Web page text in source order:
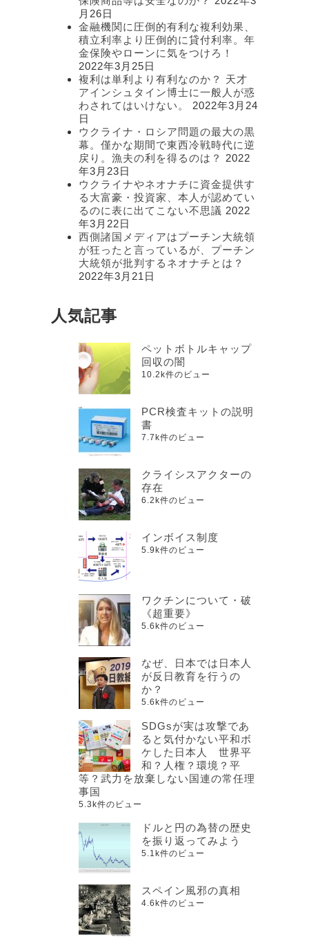
月26日
金融機関に圧倒的有利な複利効果、
積立利率より圧倒的に貸付利率。年
金保険やローンに気をつけろ！
2022年3月25日
複利は単利より有利なのか？ 天才
アインシュタイン博士に一般人が惑
わされてはいけない。
2022年3月24
日
ウクライナ・ロシア問題の最大の黒
幕。僅かな期間で東西冷戦時代に逆
戻り。漁夫の利を得るのは？
2022
年3月23日
ウクライナやネオナチに資金提供す
る大富豪・投資家、本人が認めてい
るのに表に出てこない不思議 2022
年3月22日
西側諸国メディアはプーチン大統領
が狂ったと言っているが、プーチン
大統領が批判するネオナチとは？
2022年3月21日
人気記事
ペットボトルキャップ
回収の闇
10.2k件のビュー
PCR検査キットの説明
書
7.7k件のビュー
クライシスアクターの
存在
6.2k件のビュー
インボイス制度
5.9k件のビュー
ワクチンについて・破
《超重要》
5.6k件のビュー
なぜ、日本では日本人
が反日教育を行うの
か？
5.6k件のビュー
SDGsが実は攻撃であ
ると気付かない平和ボ
ケした日本人 世界平
和？人権？環境？平
等？武力を放棄しない国連の常任理
事国
5.3k件のビュー
ドルと円の為替の歴史
を振り返ってみよう
5.1k件のビュー
スペイン風邪の真相
4.6k件のビュー